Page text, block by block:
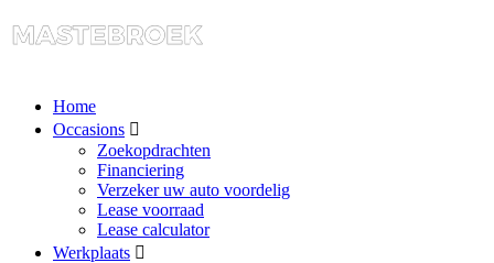
Home
Occasions
Zoekopdrachten
Financiering
Verzeker uw auto voordelig
Lease voorraad
Lease calculator
Werkplaats